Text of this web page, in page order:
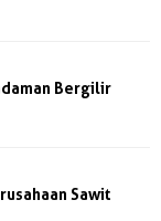
Bergilir
Sawit